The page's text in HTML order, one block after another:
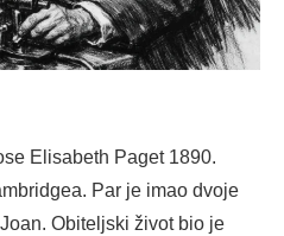
Elisabeth Paget 1890.
Par je imao dvoje
Obiteljski život bio je